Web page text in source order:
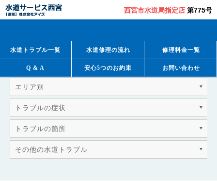
西宮市水道局指定店 第775号
水道トラブル一覧 水道修理の流れ 修理料金一覧
Q & A 安心5つのお約束 お問い合わせ
エリア別
トラブルの症状
トラブルの箇所
その他の水道トラブル